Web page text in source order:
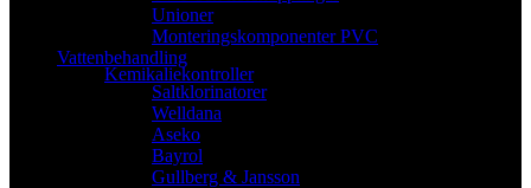
Unioner
Monteringskomponenter PVC
Vattenbehandling
Kemikaliekontroller
Saltklorinatorer
Welldana
Aseko
Bayrol
Gullberg & Jansson